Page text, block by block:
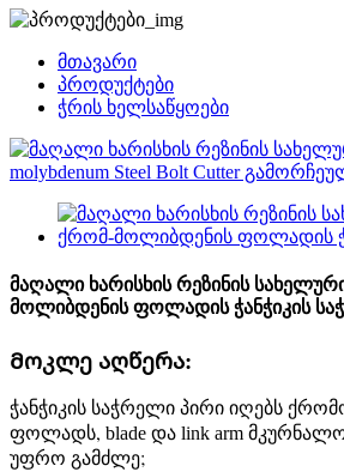
მთავარი
პროდუქტები
ჭრის ხელსაწყოები
მაღალი ხარისხის რეზინის
მოლიბდენის ფოლადის ჭანჭიკის
Მოკლე აღწერა:
ჭანჭიკის საჭრელი პირი იღებს
ფოლადს, blade და link arm
უფრო გამძლე;